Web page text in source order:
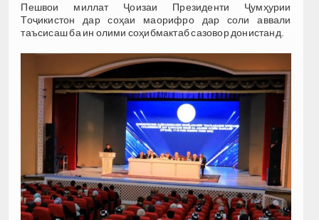
Пешвои миллат Ҷоизаи Президенти Ҷумҳурии
Тоҷикистон дар соҳаи маорифро дар соли аввали
таъсисаш ба ин олими соҳибмактаб сазовор донистанд.